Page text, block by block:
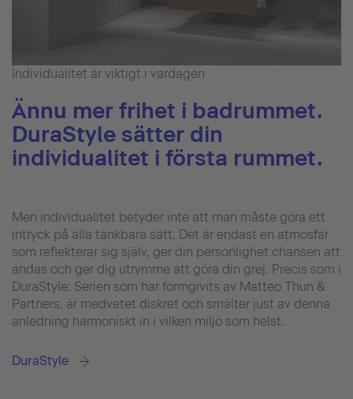
Individualitet är viktigt i vardagen
Ännu mer frihet i badrummet.
DuraStyle sätter din
individualitet i första rummet.
Men individualitet betyder inte att man måste göra ett
intryck på alla tänkbara sätt. Det är endast en atmosfär
som reflekterar sig själv, ger din personlighet chansen att
andas och ger dig utrymme att göra din grej. Precis som i
DuraStyle: Serien som har formgivits av Matteo Thun &
Partners, är medvetet diskret och smälter just av denna
anledning harmoniskt in i vilken miljö som helst.
DuraStyle